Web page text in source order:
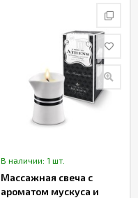
В наличии: 1 шт.
Массажная свеча с
ароматом мускуса и